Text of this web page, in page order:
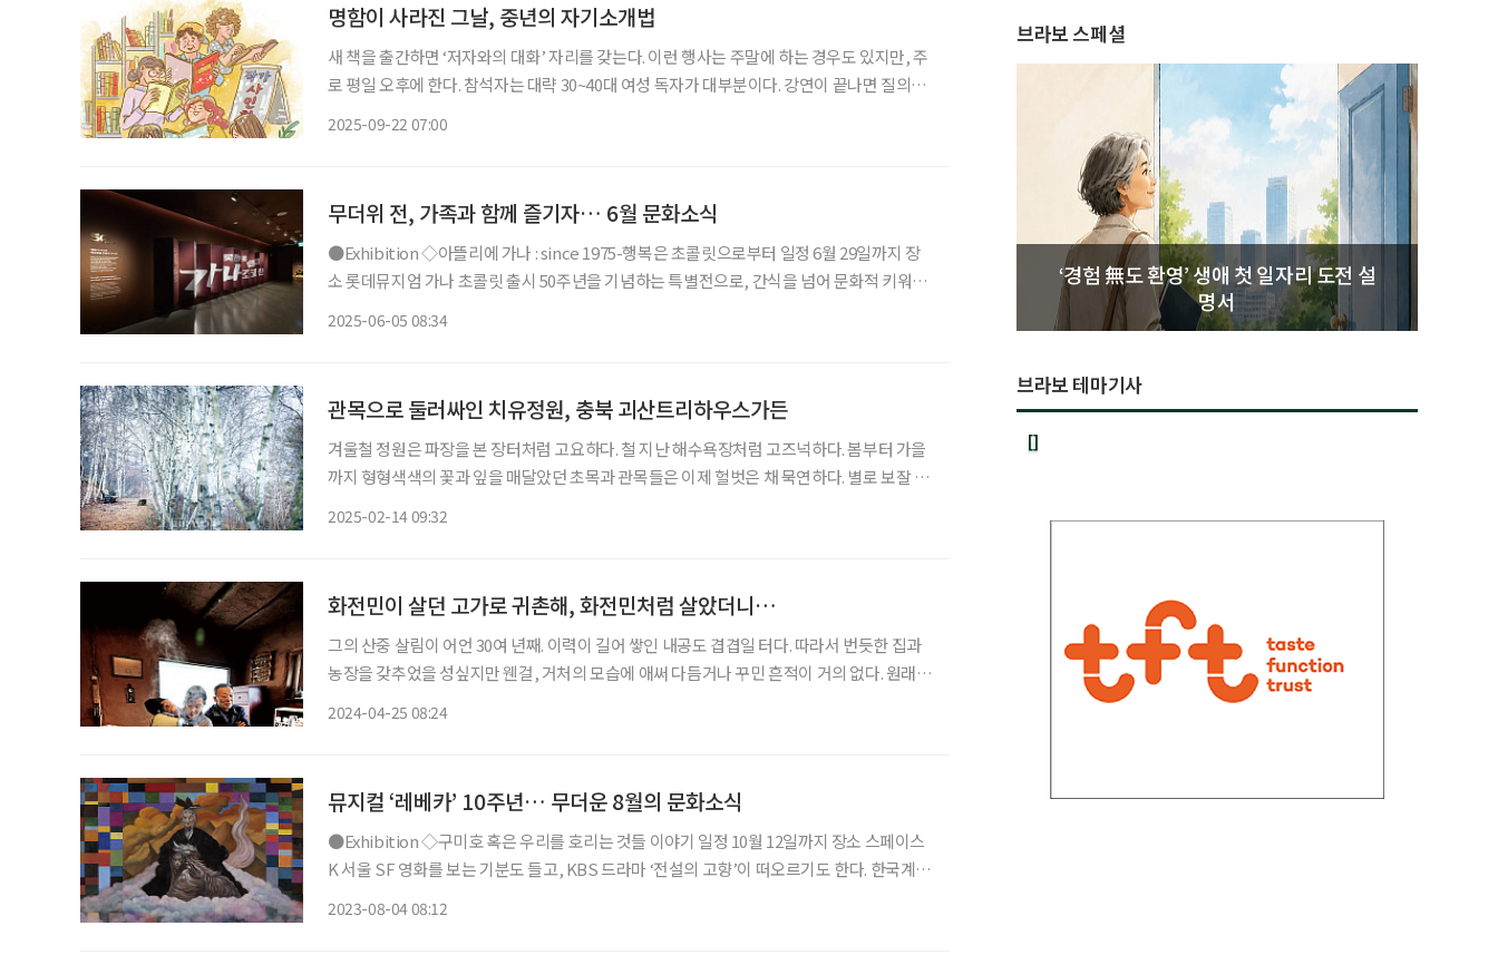
명함이 사라진 그날, 중년의 자기소개법
새 책을 출간하면 ‘저자와의 대화’ 자리를 갖는다. 이런 행사는 주말에 하는 경우도 있지만, 주
로 평일 오후에 한다. 참석자는 대략 30~40대 여성 독자가 대부분이다. 강연이 끝나면 질의응
2025-09-22 07:00
무더위 전, 가족과 함께 즐기자… 6월 문화소식
●Exhibition ◇아뜰리에 가나 : since 1975-행복은 초콜릿으로부터 일정 6월 29일까지 장
소 롯데뮤지엄 가나 초콜릿 출시 50주년을 기념하는 특별전으로, 간식을 넘어 문화적 키워드
2025-06-05 08:34
관목으로 둘러싸인 치유정원, 충북 괴산트리하우스가든
겨울철 정원은 파장을 본 장터처럼 고요하다. 철 지난 해수욕장처럼 고즈넉하다. 봄부터 가을
까지 형형색색의 꽃과 잎을 매달았던 초목과 관목들은 이제 헐벗은 채 묵연하다. 별로 보잘 게
2025-02-14 09:32
화전민이 살던 고가로 귀촌해, 화전민처럼 살았더니…
그의 산중 살림이 어언 30여 년째. 이력이 길어 쌓인 내공도 겹겹일 터다. 따라서 번듯한 집과
농장을 갖추었을 성싶지만 웬걸, 거처의 모습에 애써 다듬거나 꾸민 흔적이 거의 없다. 원래
2024-04-25 08:24
뮤지컬 ‘레베카’ 10주년… 무더운 8월의 문화소식
●Exhibition ◇구미호 혹은 우리를 호리는 것들 이야기 일정 10월 12일까지 장소 스페이스
K 서울 SF 영화를 보는 기분도 들고, KBS 드라마 ‘전설의 고향’이 떠오르기도 한다. 한국계
2023-08-04 08:12
브라보 스페셜
‘경험 無도 환영’ 생애 첫 일자리 도전 설
명서
브라보 테마기사
[]